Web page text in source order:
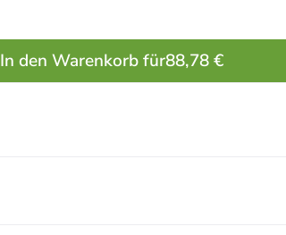
In den Warenkorb für88,78 €